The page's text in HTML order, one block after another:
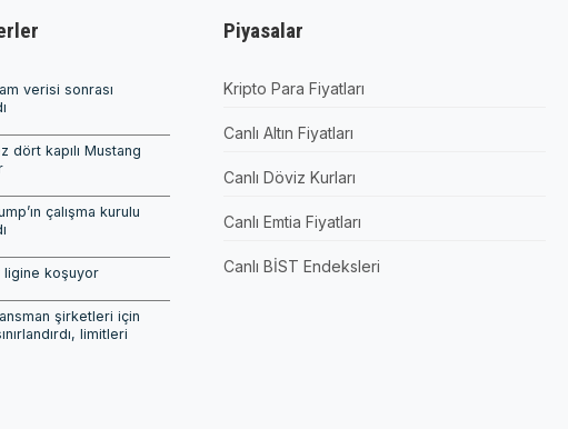
verisi sonrası
dört kapılı Mustang
çalışma kurulu
ligine koşuyor
şirketleri için
limitleri
Piyasalar
Kripto Para Fiyatları
Canlı Altın Fiyatları
Canlı Döviz Kurları
Canlı Emtia Fiyatları
Canlı BİST Endeksleri